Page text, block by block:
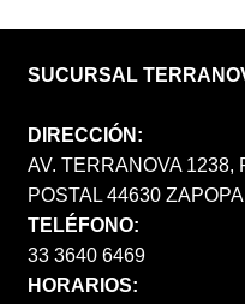
SUCURSAL
DIRECCIÓN:
AV. TERRANOVA 1238,
POSTAL 44630
TELÉFONO:
33 3640 6469
HORARIOS: